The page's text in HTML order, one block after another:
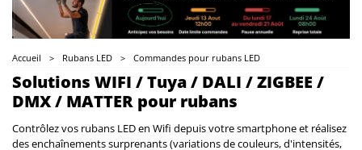
Accueil > Rubans LED > Commandes pour rubans LED
Solutions WIFI / Tuya / DALI / ZIGBEE /
DMX / MATTER pour rubans
Contrôlez vos rubans LED en Wifi depuis votre smartphone et réalisez
des enchaînements surprenants (variations de couleurs, d'intensités,